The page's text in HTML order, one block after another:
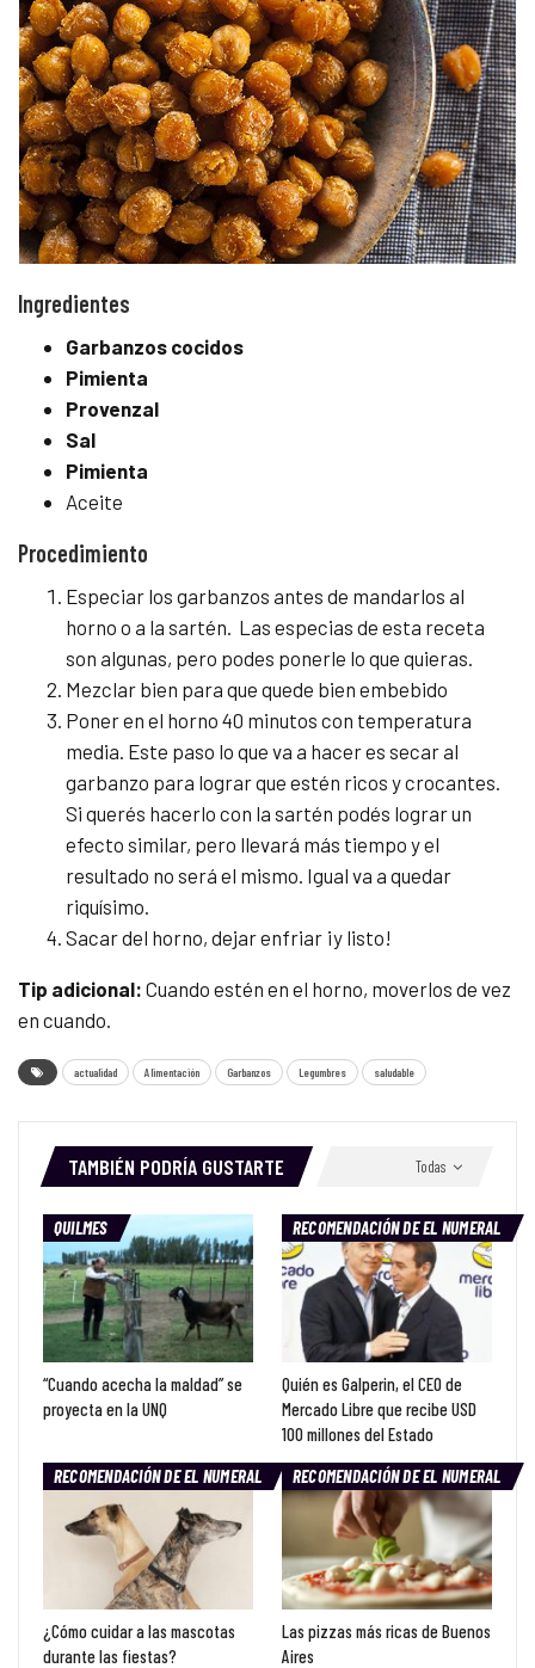
Ingredientes
Garbanzos cocidos
Pimienta
Provenzal
Sal
Pimienta
Aceite
Procedimiento
Especiar los garbanzos antes de mandarlos al
horno o a la sartén. Las especias de esta receta
son algunas, pero podes ponerle lo que quieras.
Mezclar bien para que quede bien embebido
Poner en el horno 40 minutos con temperatura
media. Este paso lo que va a hacer es secar al
garbanzo para lograr que estén ricos y crocantes.
Si querés hacerlo con la sartén podés lograr un
efecto similar, pero llevará más tiempo y el
resultado no será el mismo. Igual va a quedar
riquísimo.
Sacar del horno, dejar enfriar ¡y listo!
Tip adicional: Cuando estén en el horno, moverlos de vez
en cuando.
actualidad Alimentación Garbanzos Legumbres saludable
Todas
TAMBIÉN PODRÍA GUSTARTE
QUILMES
“Cuando acecha la maldad” se
proyecta en la UNQ
RECOMENDACIÓN DE EL NUMERAL
Quién es Galperin, el CEO de
Mercado Libre que recibe USD
100 millones del Estado
RECOMENDACIÓN DE EL NUMERAL
¿Cómo cuidar a las mascotas
durante las fiestas?
RECOMENDACIÓN DE EL NUMERAL
Las pizzas más ricas de Buenos
Aires